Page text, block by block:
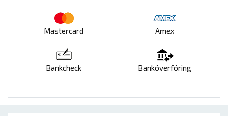
Mastercard Amex
Bankcheck Banköverföring